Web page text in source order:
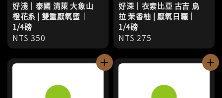
好淺｜泰國 清萊 大象山
橙花系 | 雙重厭氧蜜｜
1/4磅
Regular
price
NT$ 350
好深｜衣索比亞 古吉 烏
拉 茉香柚 | 厭氧日曬｜
1/4磅
Regular
price
NT$ 275